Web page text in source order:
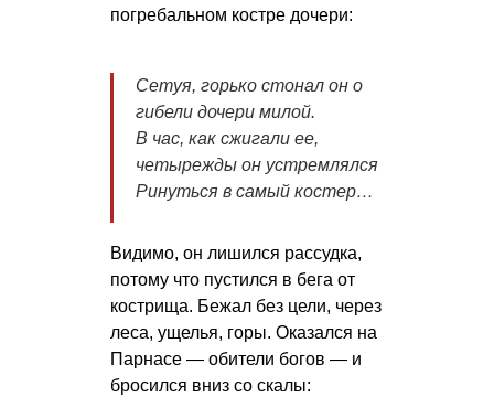
погребальном костре дочери:
Сетуя, горько стонал он о
гибели дочери милой.
В час, как сжигали ее,
четырежды он устремлялся
Ринуться в самый костер…
Видимо, он лишился рассудка,
потому что пустился в бега от
кострища. Бежал без цели, через
леса, ущелья, горы. Оказался на
Парнасе — обители богов — и
бросился вниз со скалы: